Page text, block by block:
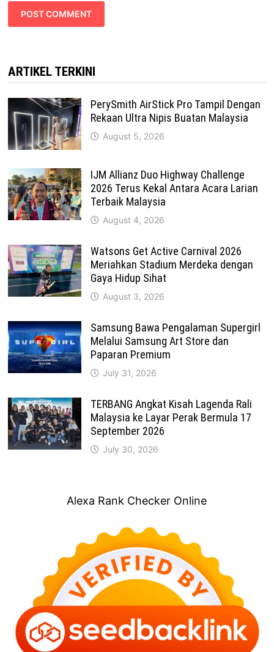
ARTIKEL TERKINI
PerySmith AirStick Pro Tampil Dengan
Rekaan Ultra Nipis Buatan Malaysia
August 5, 2026
IJM Allianz Duo Highway Challenge
2026 Terus Kekal Antara Acara Larian
Terbaik Malaysia
August 4, 2026
Watsons Get Active Carnival 2026
Meriahkan Stadium Merdeka dengan
Gaya Hidup Sihat
August 3, 2026
Samsung Bawa Pengalaman Supergirl
Melalui Samsung Art Store dan
Paparan Premium
July 31, 2026
TERBANG Angkat Kisah Lagenda Rali
Malaysia ke Layar Perak Bermula 17
September 2026
July 30, 2026
Alexa Rank Checker Online